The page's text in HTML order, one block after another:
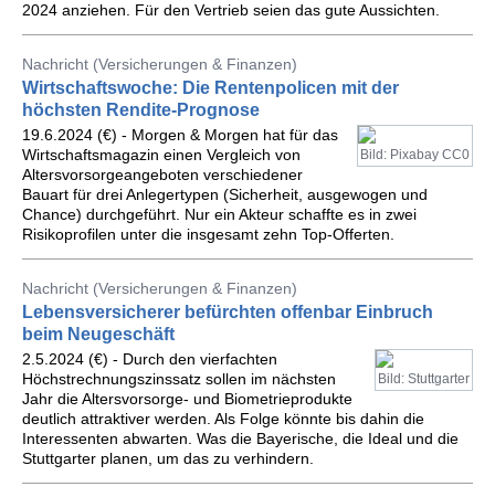
2024 anziehen. Für den Vertrieb seien das gute Aussichten.
Nachricht (Versicherungen & Finanzen)
Wirtschaftswoche: Die Rentenpolicen mit der
höchsten Rendite-Prognose
Bild: Pixabay CC0
19.6.2024 (€) - Morgen & Morgen hat für das
Wirtschaftsmagazin einen Vergleich von
Altersvorsorgeangeboten verschiedener
Bauart für drei Anlegertypen (Sicherheit, ausgewogen und
Chance) durchgeführt. Nur ein Akteur schaffte es in zwei
Risikoprofilen unter die insgesamt zehn Top-Offerten.
Nachricht (Versicherungen & Finanzen)
Lebensversicherer befürchten offenbar Einbruch
beim Neugeschäft
Bild: Stuttgarter
2.5.2024 (€) - Durch den vierfachten
Höchstrechnungszinssatz sollen im nächsten
Jahr die Altersvorsorge- und Biometrieprodukte
deutlich attraktiver werden. Als Folge könnte bis dahin die
Interessenten abwarten. Was die Bayerische, die Ideal und die
Stuttgarter planen, um das zu verhindern.